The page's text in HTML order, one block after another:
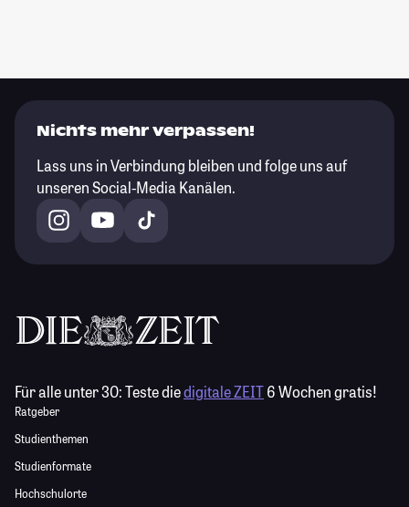
Nichts mehr verpassen!
Lass uns in Verbindung bleiben und folge uns auf
unseren Social-Media Kanälen.
Für alle unter 30:Teste diedigitale ZEIT6 Wochen gratis!
Ratgeber
Studienthemen
Studienformate
Hochschulorte